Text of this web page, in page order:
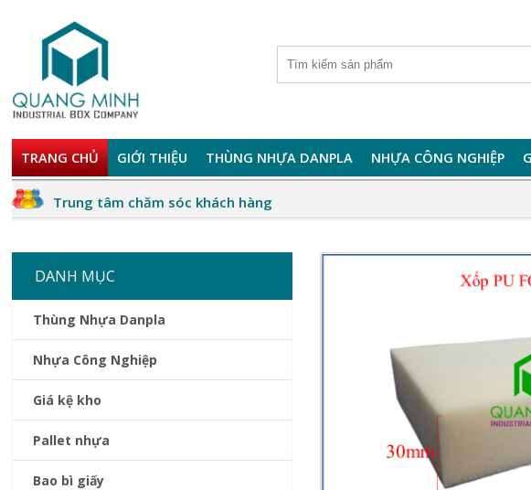
TRANG CHỦ GIỚI THIỆU THÙNG NHỰA DANPLA NHỰA CÔNG NGHIỆP
Trung tâm chăm sóc khách hàng
DANH MỤC
Thùng Nhựa Danpla
Nhựa Công Nghiệp
Giá kệ kho
Pallet nhựa
Bao bì giấy